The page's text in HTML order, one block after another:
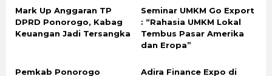
Mark Up Anggaran TP
DPRD Ponorogo, Kabag
Keuangan Jadi Tersangka
Seminar UMKM Go Export
: “Rahasia UMKM Lokal
Tembus Pasar Amerika
dan Eropa”
Pemkab Ponorogo Adira Finance Expo di